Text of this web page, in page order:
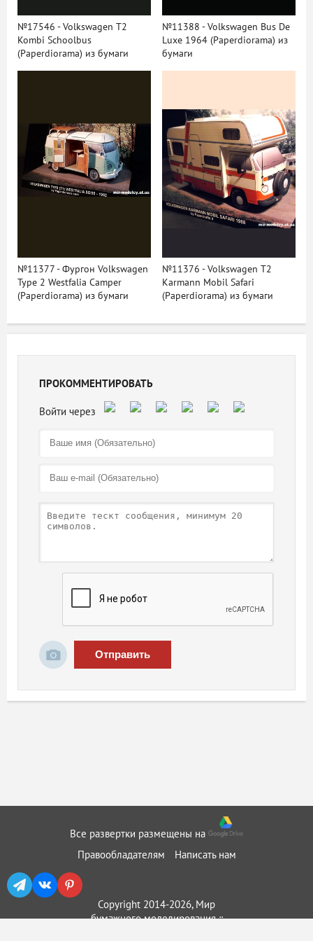
№17546 - Volkswagen T2
Kombi Schoolbus
(Paperdiorama) из бумаги
№11388 - Volkswagen Bus De
Luxe 1964 (Paperdiorama) из
бумаги
№11377 - Фургон Volkswagen
Type 2 Westfalia Camper
(Paperdiorama) из бумаги
№11376 - Volkswagen T2
Karmann Mobil Safari
(Paperdiorama) из бумаги
ПРОКОММЕНТИРОВАТЬ
Отправить
Все развертки размещены на
Правообладателям
Написать нам
Copyright 2014-2026, Мир
бумажного моделирования ::